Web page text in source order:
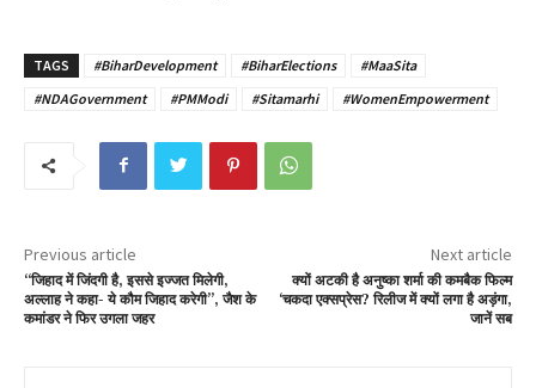
TAGS #BiharDevelopment #BiharElections
#MaaSita
#NDAGovernment
#PMModi #Sitamarhi #WomenEmpowerment
Previous article
“जिहाद में जिंदगी है, इससे इज्जत मिलेगी,
अल्लाह ने कहा- ये कौम जिहाद करेगी”, जैश के
कमांडर ने फिर उगला जहर
Next article
क्यों अटकी है अनुष्का शर्मा की कमबैक फिल्म
‘चकदा एक्सप्रेस? रिलीज में क्यों लगा है अड़ंगा,
जानें सब